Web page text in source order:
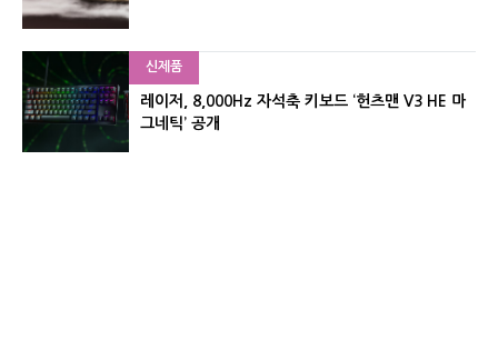
신제품
레이저, 8,000Hz 자석축 키보드 ‘헌츠맨 V3 HE 마
그네틱’ 공개